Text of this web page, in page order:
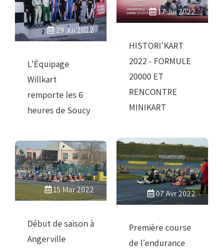
29 Jui 2022
L'Équipage
Willkart
remporte les 6
heures de Soucy
17 Jui 2022
HISTORI'KART
2022 - FORMULE
20000 ET
RENCONTRE
MINIKART
07 Avr 2022
Première course
de l'endurance
15 Mar 2022
Début de saison à
Angerville